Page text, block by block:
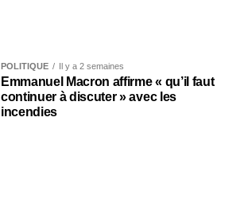
POLITIQUE Il y a 2 semaines
Emmanuel Macron affirme « qu’il faut
continuer à discuter » avec les
incendies